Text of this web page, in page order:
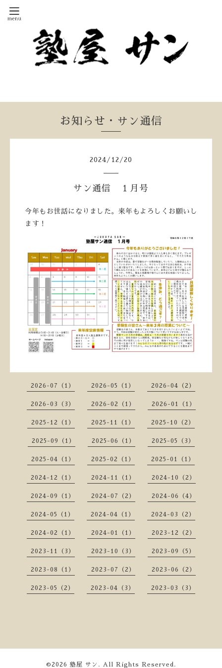
お知らせ・サン通信
2024 / 12 /20
サン通信 １月号
今年もお世話になりました。来年もよろしくお願いし
ます！
2026-07（1） 2026-05（1） 2026-04（2）
2026-03（3） 2026-02（1） 2026-01（1）
2025-12（1） 2025-11（1） 2025-10（2）
2025-09（1） 2025-06（1） 2025-05（3）
2025-04（1） 2025-02（1） 2025-01（1）
2024-12（1） 2024-11（1） 2024-10（2）
2024-09（1） 2024-07（2） 2024-06（4）
2024-05（1） 2024-04（1） 2024-03（2）
2024-02（1） 2024-01（1） 2023-12（2）
2023-11（3） 2023-10（3） 2023-09（5）
2023-08（1） 2023-07（2） 2023-06（2）
2023-05（2） 2023-04（3） 2023-03（3）
©2026 塾屋 サン . All Rights Reserved.